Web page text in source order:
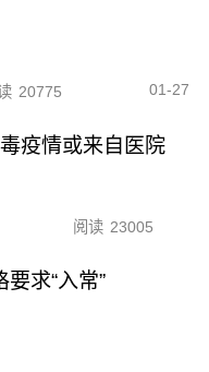
20775 01-27
疫情或来自医院
阅读 23005
求“入常”